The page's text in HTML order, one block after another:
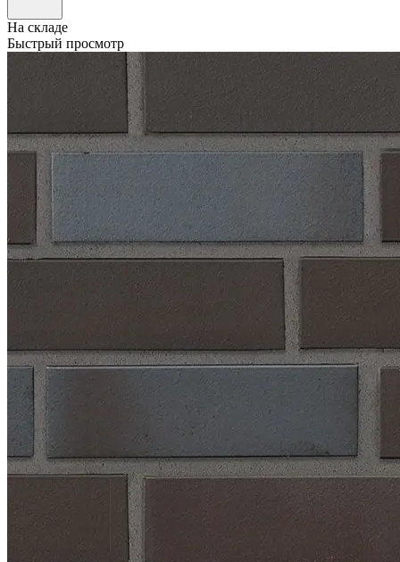
На складе
Быстрый просмотр